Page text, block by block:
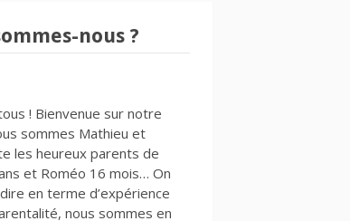
nous ?
! Bienvenue sur notre
sommes Mathieu et
les heureux parents de
et Roméo 16 mois… On
en terme d’expérience
nous sommes en